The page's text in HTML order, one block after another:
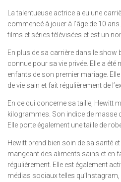
La talentueuse actrice a eu une
commencé à jouer à l’âge de 10
films et séries télévisées et est un
En plus de sa carrière dans le show
connue pour sa vie privée. Elle a été
enfants de son premier mariage.
de vie sain et fait régulièrement de
En ce qui concerne sa taille, Hewitt
kilogrammes. Son indice de masse
Elle porte également une taille de
Hewitt prend bien soin de sa santé
mangeant des aliments sains et en
régulièrement. Elle est également
médias sociaux telles